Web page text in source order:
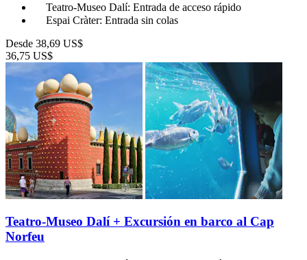
Teatro-Museo Dalí: Entrada de acceso rápido
Espai Cràter: Entrada sin colas
Desde 38,69 US$
36,75 US$
Teatro-Museo Dalí + Excursión en barco al Cap
Norfeu